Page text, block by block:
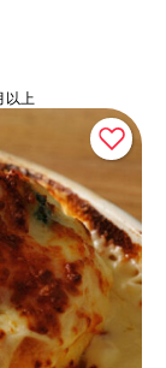
以上